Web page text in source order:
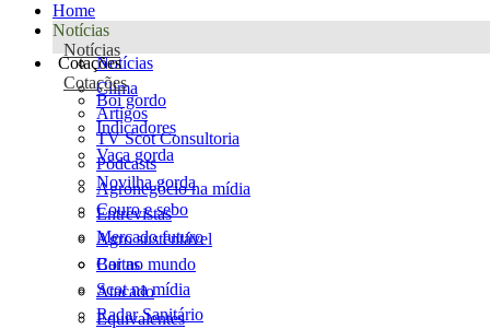
Home
Notícias
Notícias
Notícias
Clima
Artigos
TV Scot Consultoria
Podcasts
Agronegócio na mídia
Entrevistas
Agro sustentável
Cartas
Scot na mídia
Radar Sanitário
Cotações
Cotações
Boi gordo
Indicadores
Vaca gorda
Novilha gorda
Couro e sebo
Mercado futuro
Boi no mundo
Atacado
Equivalentes